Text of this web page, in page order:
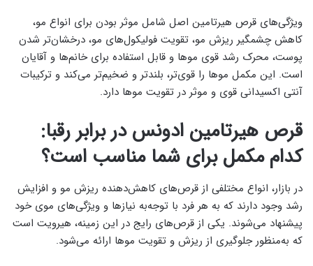
ویژگی‌های قرص هیرتامین اصل شامل موثر بودن برای انواع مو،
کاهش چشمگیر ریزش مو، تقویت فولیکول‌های مو، درخشان‌تر شدن
پوست، محرک رشد قوی موها و قابل استفاده برای خانم‌ها و آقایان
است. این مکمل موها را قوی‌تر، بلندتر و ضخیم‌تر می‌کند و ترکیبات
آنتی اکسیدانی قوی و موثر در تقویت موها دارد.
قرص هیرتامین ادونس در برابر رقبا:
کدام مکمل برای شما مناسب است؟
در بازار، انواع مختلفی از قرص‌های کاهش‌دهنده ریزش مو و افزایش
رشد وجود دارند که به هر فرد با توجه‌به نیازها و ویژگی‌های موی خود
پیشنهاد می‌شوند. یکی از قرص‌های رایج در این زمینه، هیرویت است
که به‌منظور جلوگیری از ریزش و تقویت موها ارائه می‌شود.